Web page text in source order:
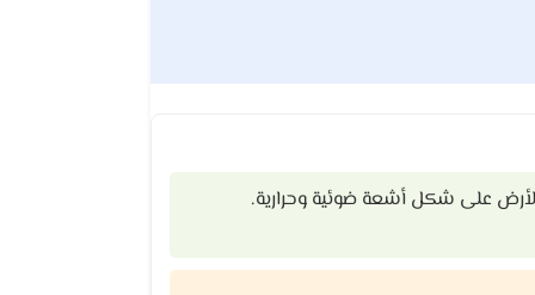
على شكل أشعة ضوئية وحرارية.